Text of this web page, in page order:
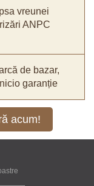
vreunei
ANPC
de bazar,
garanție
acum!